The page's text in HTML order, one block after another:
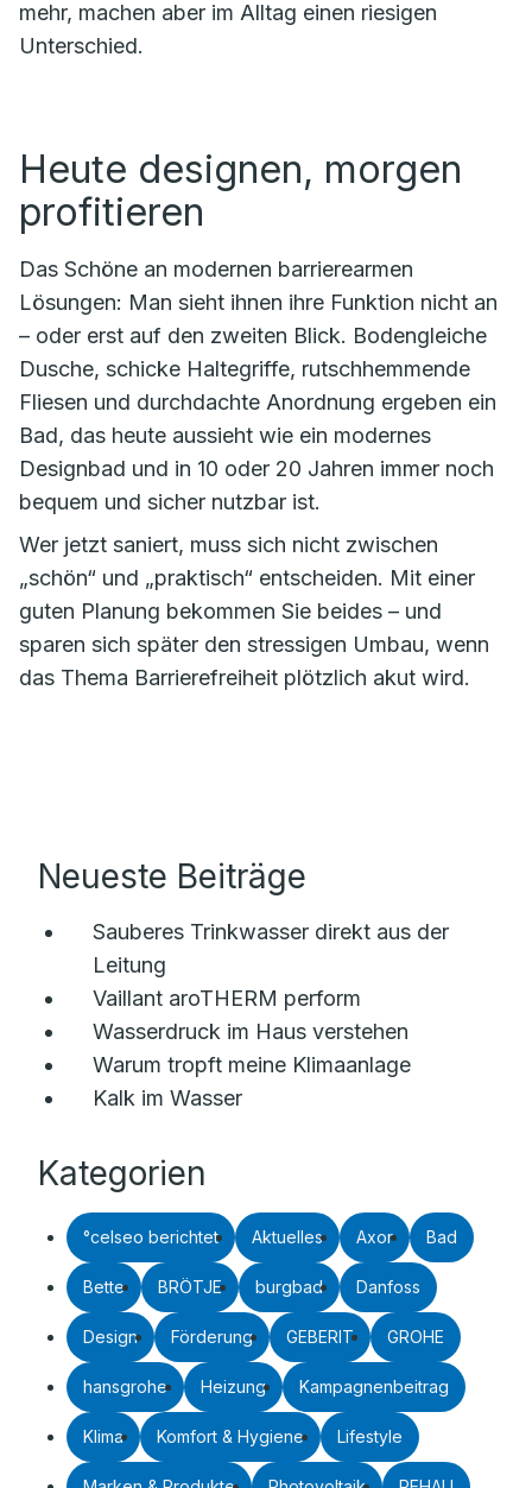
mehr, machen aber im Alltag einen riesigen
Unterschied.
Heute designen, morgen
profitieren
Das Schöne an modernen barrierearmen
Lösungen: Man sieht ihnen ihre Funktion nicht an
– oder erst auf den zweiten Blick. Bodengleiche
Dusche, schicke Haltegriffe, rutschhemmende
Fliesen und durchdachte Anordnung ergeben ein
Bad, das heute aussieht wie ein modernes
Designbad und in 10 oder 20 Jahren immer noch
bequem und sicher nutzbar ist.
Wer jetzt saniert, muss sich nicht zwischen
„schön“ und „praktisch“ entscheiden. Mit einer
guten Planung bekommen Sie beides – und
sparen sich später den stressigen Umbau, wenn
das Thema Barrierefreiheit plötzlich akut wird.
Neueste Beiträge
Sauberes Trinkwasser direkt aus der
Leitung
Vaillant aroTHERM perform
Wasserdruck im Haus verstehen
Warum tropft meine Klimaanlage
Kalk im Wasser
Kategorien
°celseo berichtet Aktuelles Axor Bad
Bette BRÖTJE burgbad Danfoss
Design Förderung GEBERIT GROHE
hansgrohe Heizung Kampagnenbeitrag
Klima Komfort & Hygiene Lifestyle